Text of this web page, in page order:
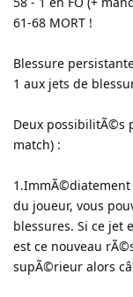
61-68 MORT !
Blessure
1 aux jets de
Deux possibilitÃ©s
match) :
du joueur, vous
blessures. Si ce jet
est ce nouveau
supÃ©rieur alors